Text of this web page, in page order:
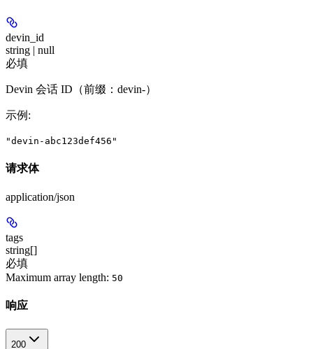
devin_id
string | null
必填
Devin 会话 ID（前缀：devin-）
示例 :
"devin-abc123def456"
请求体
application/json
tags
string[]
必填
Maximum array length: 50
响应
200